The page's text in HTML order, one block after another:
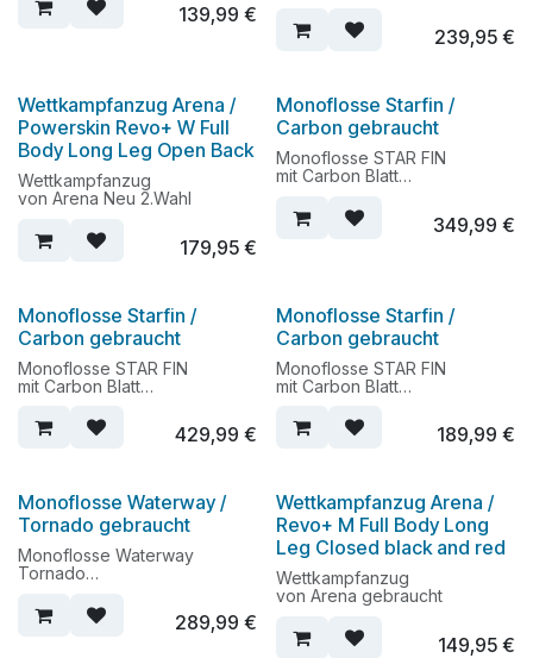
139,99 €
239,95€
Wettkampfanzug Arena /
Powerskin Revo+ W Full
Body Long Leg Open Back
Wettkampfanzug
von Arena Neu 2.Wahl
179,95€
Monoflosse Starfin /
Carbon gebraucht
Monoflosse STAR FIN
mit Carbon Blatt
349,99 €
Monoflosse Starfin /
Carbon gebraucht
Monoflosse STAR FIN
mit Carbon Blatt
429,99 €
Monoflosse Starfin /
Carbon gebraucht
Monoflosse STAR FIN
mit Carbon Blatt
189,99 €
Monoflosse Waterway /
Tornado gebraucht
Monoflosse Waterway
Tornado
289,99 €
Wettkampfanzug Arena /
Revo+ M Full Body Long
Leg Closed black and red
Wettkampfanzug
von Arena gebraucht
149,95€